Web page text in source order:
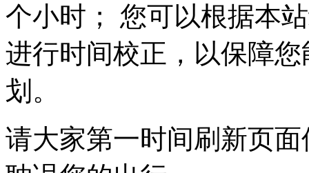
个小时； 您可以根据本
进行时间校正，以保障
划。
请大家第一时间刷新页